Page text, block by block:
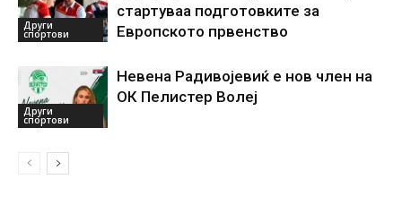
Други
спортови
стартуваа подготовките за
Европското првенство
Други
спортови
Невена Радивојевиќ е нов член на
ОК Пелистер Волеј